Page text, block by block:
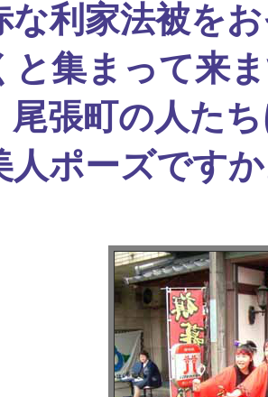
な利家法被を
と集まって来
尾張町の人た
人ポーズです